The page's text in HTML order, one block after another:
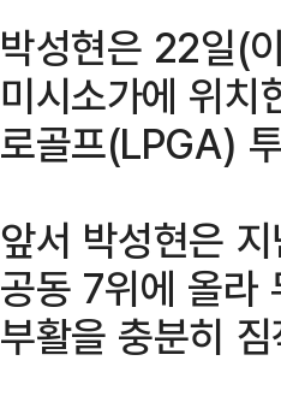
박성현은 22일(
미시소가에 위
로골프(LPGA)
앞서 박성현은
공동 7위에 올라
부활을 충분히